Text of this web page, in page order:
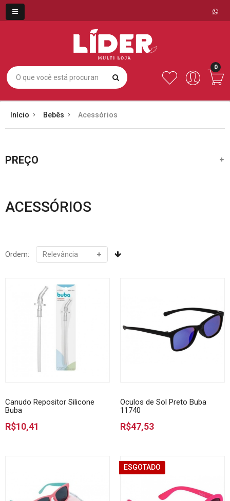
0
Início Bebês Acessórios
PREÇO
ACESSÓRIOS
Ordem:
Canudo Repositor Silicone
Buba
R$10,41
Oculos de Sol Preto Buba
11740
R$47,53
ESGOTADO